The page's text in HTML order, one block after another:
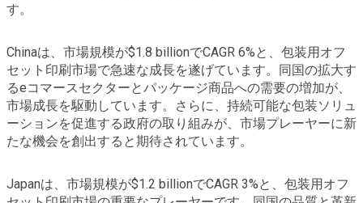
す。
Chinaは、市場規模が$1.8 billionでCAGR 6%と、包装用オフ
セット印刷市場で急速な成長を遂げています。同国の拡大す
るeコマースセクターとパッケージ商品への需要の増加が、
市場成長を駆動しています。さらに、持続可能な包装ソリュ
ーションを促進する政府の取り組みが、市場プレーヤーに新
たな機会を創出すると期待されています。
Japanは、市場規模が$1.2 billionでCAGR 3%と、包装用オフ